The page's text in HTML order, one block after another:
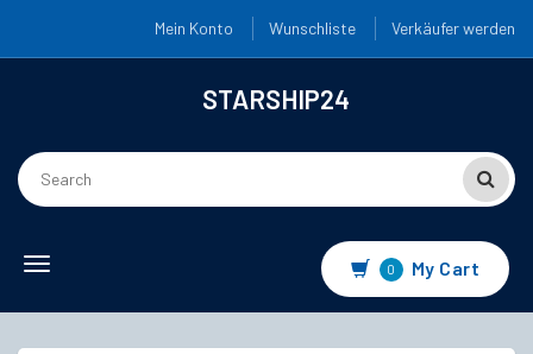
Mein Konto Wunschliste Verkäufer werden
STARSHIP24
Toggle
0 My Cart